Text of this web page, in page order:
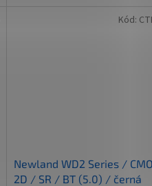
Newland WD2 Series /
2D / SR / BT (5.0) / černá
Kód: